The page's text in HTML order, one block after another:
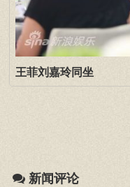
王菲刘嘉玲同坐
新闻评论